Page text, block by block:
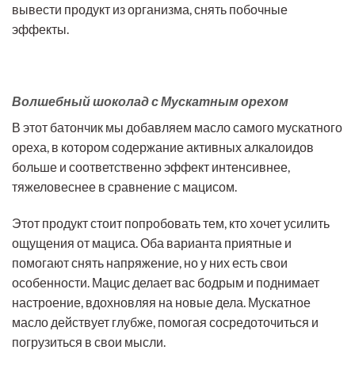
вывести продукт из организма, снять побочные
эффекты.
Волшебный шоколад с Мускатным орехом
В этот батончик мы добавляем масло самого мускатного
ореха, в котором содержание активных алкалоидов
больше и соответственно эффект интенсивнее,
тяжеловеснее в сравнение с мацисом.
Этот продукт стоит попробовать тем, кто хочет усилить
ощущения от мациса. Оба варианта приятные и
помогают снять напряжение, но у них есть свои
особенности. Мацис делает вас бодрым и поднимает
настроение, вдохновляя на новые дела. Мускатное
масло действует глубже, помогая сосредоточиться и
погрузиться в свои мысли.